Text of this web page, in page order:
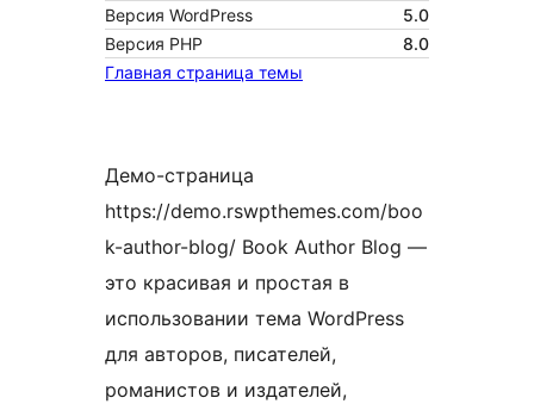
Версия WordPress
5.0
Версия PHP
8.0
Главная страница темы
Демо-страница
https://demo.rswpthemes.com/boo
k-author-blog/ Book Author Blog —
это красивая и простая в
использовании тема WordPress
для авторов, писателей,
романистов и издателей,